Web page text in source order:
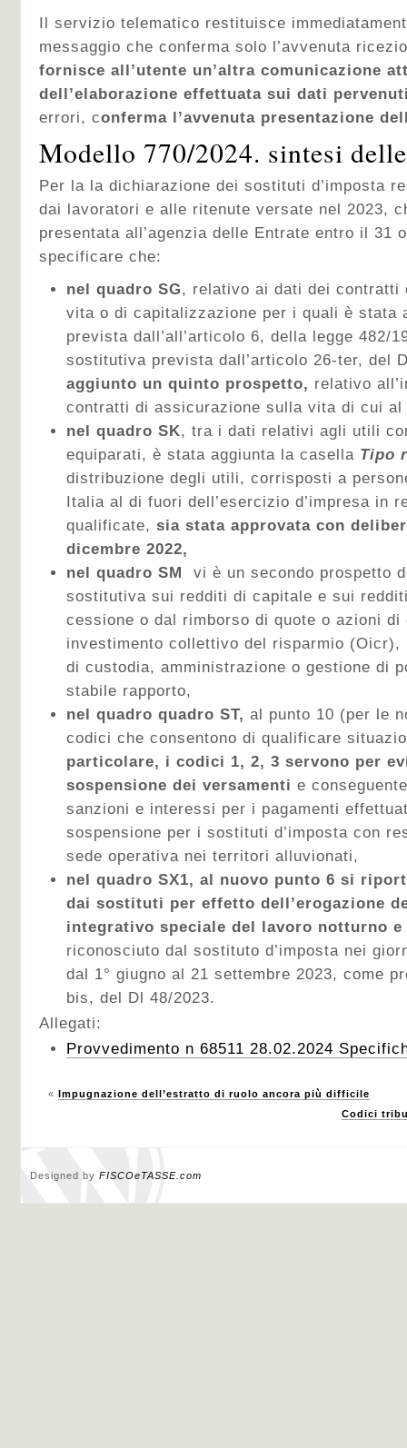
Il servizio telematico restituisce
messaggio che conferma solo l’avvenuta
fornisce all’utente un’altra comunicazione
dell’elaborazione effettuata sui dati
errori, conferma l’avvenuta presentazione
Modello 770/2024. sintesi
Per la la dichiarazione dei sostituti d’imposta
dai lavoratori e alle ritenute versate nel 2023,
presentata all’agenzia delle Entrate entro il 31
specificare che:
nel quadro SG, relativo ai dati dei contratti
vita o di capitalizzazione per i quali è stata
prevista dall’all’articolo 6, della legge 482/
sostitutiva prevista dall’articolo 26-ter, del
aggiunto un quinto prospetto, relativo
contratti di assicurazione sulla vita di cui al
nel quadro SK, tra i dati relativi agli utili
equiparati, è stata aggiunta la casella Tipo
distribuzione degli utili, corrisposti a
Italia al di fuori dell’esercizio d’impresa in
qualificate, sia stata approvata con
dicembre 2022,
nel quadro SM
vi è un secondo prospetto
sostitutiva sui redditi di capitale e sui
cessione o dal rimborso di quote o azioni di
investimento collettivo del risparmio (Oicr),
di custodia, amministrazione o gestione di
stabile rapporto,
nel quadro quadro ST, al punto 10 (per le
codici che consentono di qualificare
particolare, i codici 1, 2, 3 servono per
sospensione dei versamenti e
sanzioni e interessi per i pagamenti
sospensione per i sostituti d’imposta con
sede operativa nei territori alluvionati,
nel quadro SX1, al nuovo punto 6 si
dai sostituti per effetto dell’erogazione
integrativo speciale del lavoro notturno
riconosciuto dal sostituto d’imposta nei
dal 1° giugno al 21 settembre 2023, come
bis, del Dl 48/2023.
Allegati:
Provvedimento n 68511 28.02.2024
« Impugnazione dell’estratto di ruolo ancora più difficile
Codici
Designed by FISCOeTASSE.com